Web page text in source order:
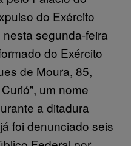
do Exército
segunda-feira
do Exército
de Moura, 85,
um nome
a ditadura
foi denunciado seis